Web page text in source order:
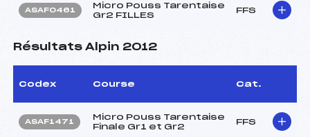
ASAF0461
Micro Pouss Tarentaise
Gr2 FILLES
FFS
Résultats Alpin 2012
Codex Course Cat.
ASAF1471
Micro Pouss Tarentaise
Finale Gr1 et Gr2
FFS